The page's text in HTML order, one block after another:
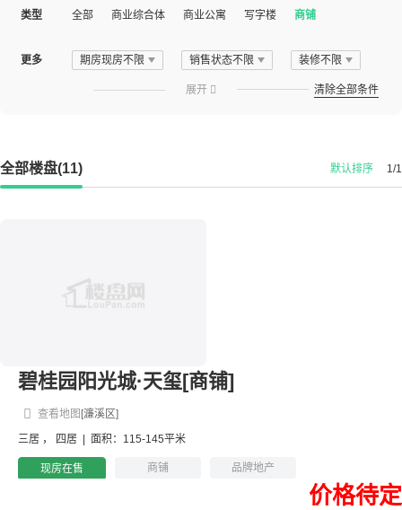
类型 全部 商业综合体 商业公寓 写字楼 商铺
更多 期房现房不限 销售状态不限 装修不限
展开  清除全部条件
全部楼盘(11) 1/1
默认排序
碧桂园阳光城·天玺[商铺]
[濂溪区]
查看地图
三居 ， 四居 面积：115-145平米
现房在售 商铺 品牌地产
价格待定